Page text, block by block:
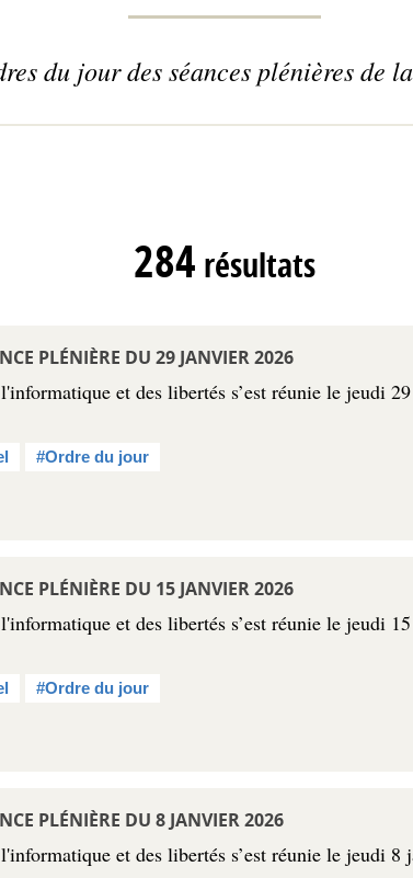
du jour des séances plénières de
284 résultats
PLÉNIÈRE DU 29 JANVIER 2026
et des libertés s’est réunie le jeudi
#Ordre du jour
PLÉNIÈRE DU 15 JANVIER 2026
et des libertés s’est réunie le jeudi
#Ordre du jour
PLÉNIÈRE DU 8 JANVIER 2026
et des libertés s’est réunie le jeudi 8